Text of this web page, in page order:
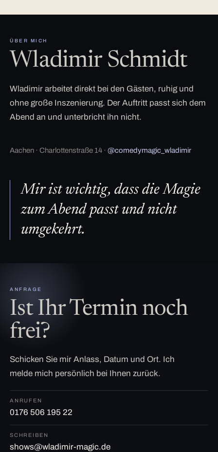
ÜBER MICH
Wladimir Schmidt
Wladimir arbeitet direkt bei den Gästen, ruhig und
ohne große Inszenierung. Der Auftritt passt sich dem
Abend an und unterbricht ihn nicht.
Aachen · Charlottenstraße 14 · @comedymagic_wladimir
Mir ist wichtig, dass die Magie
zum Abend passt und nicht
umgekehrt.
ANFRAGE
Ist Ihr Termin noch
frei?
Schicken Sie mir Anlass, Datum und Ort. Ich
melde mich persönlich bei Ihnen zurück.
ANRUFEN
0176 506 195 22
SCHREIBEN
shows@wladimir-magic.de